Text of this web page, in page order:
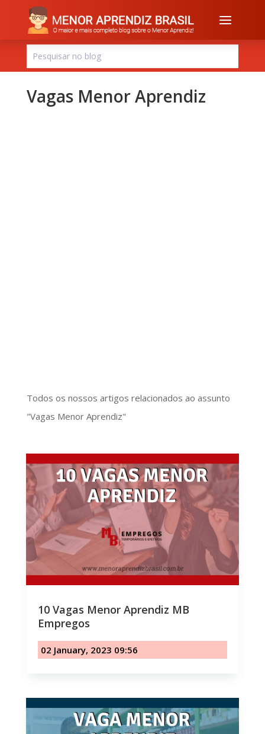
Vagas Menor Aprendiz
Todos os nossos artigos relacionados ao assunto
"Vagas Menor Aprendiz"
10 Vagas Menor Aprendiz MB
Empregos
02 January, 2023 09:56